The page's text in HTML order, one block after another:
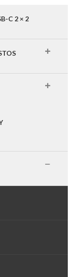
C 2 × 2